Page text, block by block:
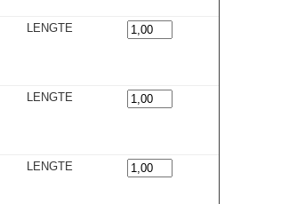
LENGTE
LENGTE
LENGTE